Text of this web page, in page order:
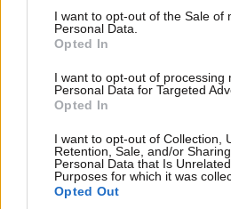
consent section.
I want to opt-out of the Sale of
Personal Data.
Opted In
I want to opt-out of processing
Personal Data for Targeted
Opted In
I want to opt-out of Collection,
Retention, Sale, and/or
Personal Data that Is
Purposes for which it was
Opted Out
LIFESTYLE2 ω. πριν
με τη συμπρωταγωνίστριά
να είναι εγγονή του»